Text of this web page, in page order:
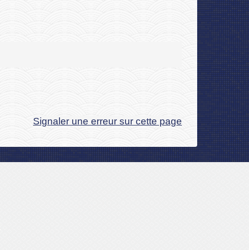
Signaler une erreur sur cette page